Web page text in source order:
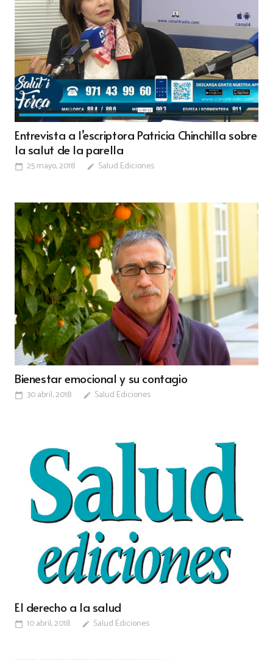
Entrevista a l’escriptora Patricia Chinchilla sobre
la salut de la parella
calendar_today 25 mayo, 2018 edit Salud Ediciones
Bienestar emocional y su contagio
calendar_today 30 abril, 2018 edit Salud Ediciones
El derecho a la salud
calendar_today 10 abril, 2018 edit Salud Ediciones